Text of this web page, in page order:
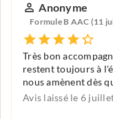
Anonyme
Formule B AAC (11
Très bon
restent toujours à
nous amènent dès
Avis laissé le 6